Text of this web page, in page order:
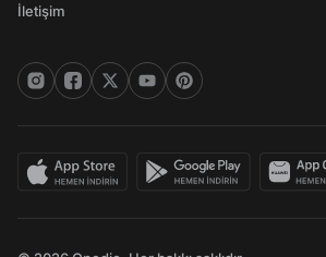
İletişim